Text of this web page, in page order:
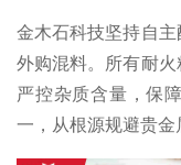
金木石科技坚持自
外购混料。所有耐火
严控杂质含量，保
一，从根源规避贵金